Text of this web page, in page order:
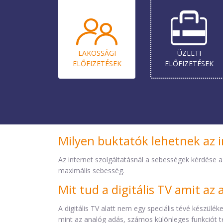
LAKOSSÁGI
ELŐ­FIZETÉSEK
ÜZLETI
ELŐ­FIZETÉSEK
Milyen buktatók lehetnek az
Az internet szolgáltatásnál a sebességek kérdése
maximális sebesség.
Mit tud a digitális TV amit az
A digitális TV alatt nem egy speciális tévé
mint az analóg adás, számos különleges funkciót